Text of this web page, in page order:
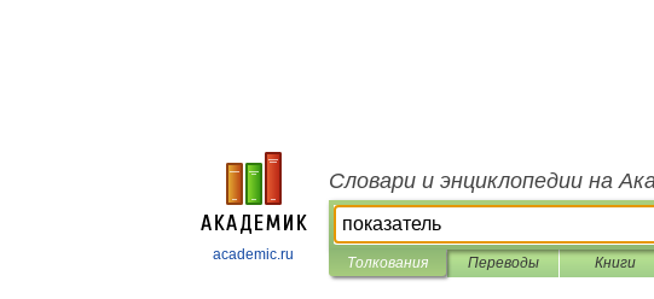
academic.ru
Словари и энциклопедии на
Толкования Переводы Книги